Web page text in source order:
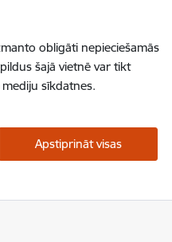
obligāti nepieciešamās
šajā vietnē var tikt
sīkdatnes.
Apstiprināt visas